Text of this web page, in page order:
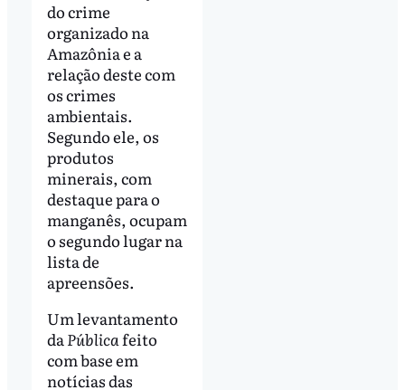
do crime
organizado na
Amazônia e a
relação deste com
os crimes
ambientais.
Segundo ele, os
produtos
minerais, com
destaque para o
manganês, ocupam
o segundo lugar na
lista de
apreensões.
Um levantamento
daPúblicafeito
com base em
notícias das